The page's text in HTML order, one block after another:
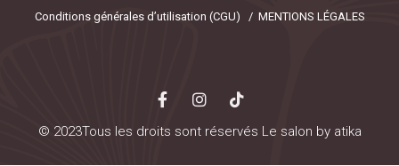
Conditions générales d’utilisation (CGU) / MENTIONS LÉGALES
© 2023Tous les droits sont réservés Le salon by atika